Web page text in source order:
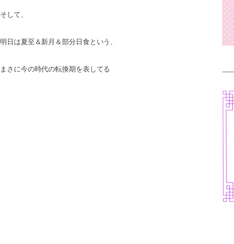
そして、
明日は夏至＆新月＆部分日食という、
まさに今の時代の転換期を表してる